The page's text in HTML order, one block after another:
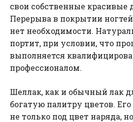
свои собственные красивые
Перерыва в покрытии
нет необходимости.
портит, при условии, что
выполняется
профессионалом.
Шеллак, как и обычный лак
богатую палитру цветов.
не только под цвет наряда,